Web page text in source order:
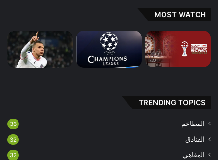
MOST WATCH
TRENDING TOPICS
المطاعم 36
الفنادق 32
المقاهي 32